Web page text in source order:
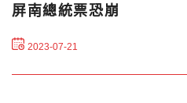
屏南總統票恐崩
2023-07-21